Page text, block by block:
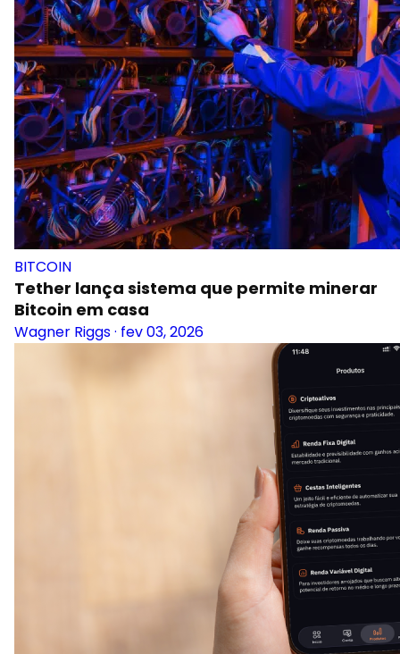
BITCOIN
Tether lança sistema que permite minerar
Bitcoin em casa
Wagner Riggs· fev 03, 2026